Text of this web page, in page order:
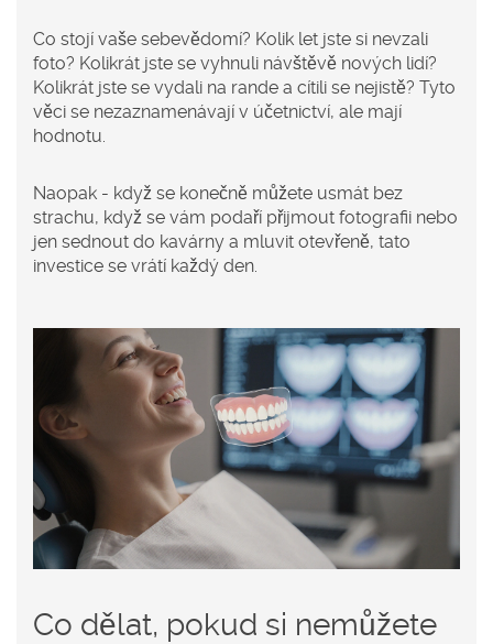
Co stojí vaše sebevědomí? Kolik let jste si nevzali
foto? Kolikrát jste se vyhnuli návštěvě nových lidí?
Kolikrát jste se vydali na rande a cítili se nejistě? Tyto
věci se nezaznamenávají v účetnictví, ale mají
hodnotu.
Naopak - když se konečně můžete usmát bez
strachu, když se vám podaří přijmout fotografii nebo
jen sednout do kavárny a mluvit otevřeně, tato
investice se vrátí každý den.
Co dělat, pokud si nemůžete